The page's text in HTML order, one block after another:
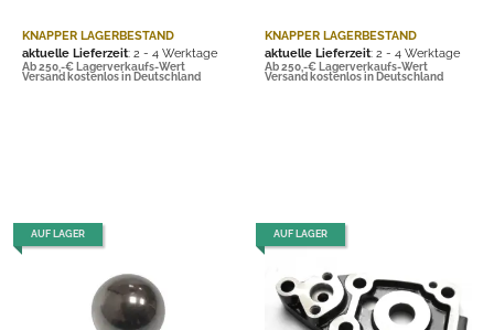
KNAPPER LAGERBESTAND
aktuelle Lieferzeit: 2 - 4 Werktage
Ab 250,-€ Lagerverkaufs-Wert
Versand kostenlos in Deutschland
KNAPPER LAGERBESTAND
aktuelle Lieferzeit: 2 - 4 Werktage
Ab 250,-€ Lagerverkaufs-Wert
Versand kostenlos in Deutschland
AUF LAGER AUF LAGER